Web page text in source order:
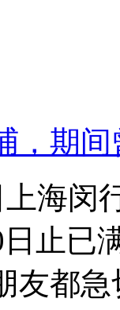
，期
上海
止已
友都